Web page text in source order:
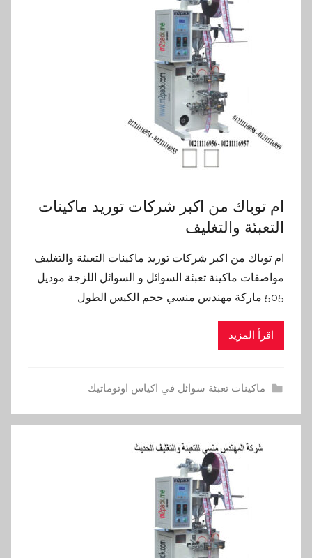
ام توباك من اكبر شركات توريد ماكينات
التعبئة والتغليف
ام توباك من اكبر شركات توريد ماكينات التعبئة والتغليف
مواصفات ماكينة تعبئة السوائل و السوائل اللزجة موديل
505 ماركة مهندس منسي حجم الكيس الطول
اقرأ المزيد
ماكينات تعبئة سوائل في اكياس اوتوماتيك